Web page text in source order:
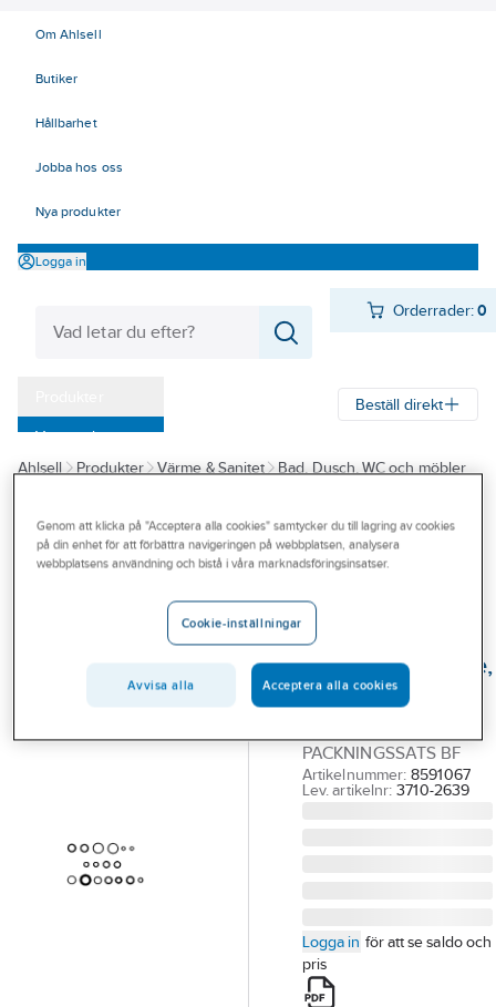
Om Ahlsell
Butiker
Hållbarhet
Jobba hos oss
Nya produkter
Logga in
Orderrader:0
Varumärken
Kampanjer
Branscher
Beställ direkt
Ahlsell Produkter Värme & Sanitet
Bad, Dusch, WC och möbler
Ventilkäglor och packningar
Packningssatser FMM
Packningssats
för dusch- och
badkarsblandare,
FMM
PACKNINGSSATS BF
Artikelnummer: 8591067
Lev. artikelnr: 3710-2639
Logga in för att se saldo och
pris
Genom att klicka på "Acceptera alla cookies" samtycker du till lagring av cookies
på din enhet för att förbättra navigeringen på webbplatsen, analysera
webbplatsens användning och bistå i våra marknadsföringsinsatser.
Cookie-inställningar
Avvisa alla Acceptera alla cookies